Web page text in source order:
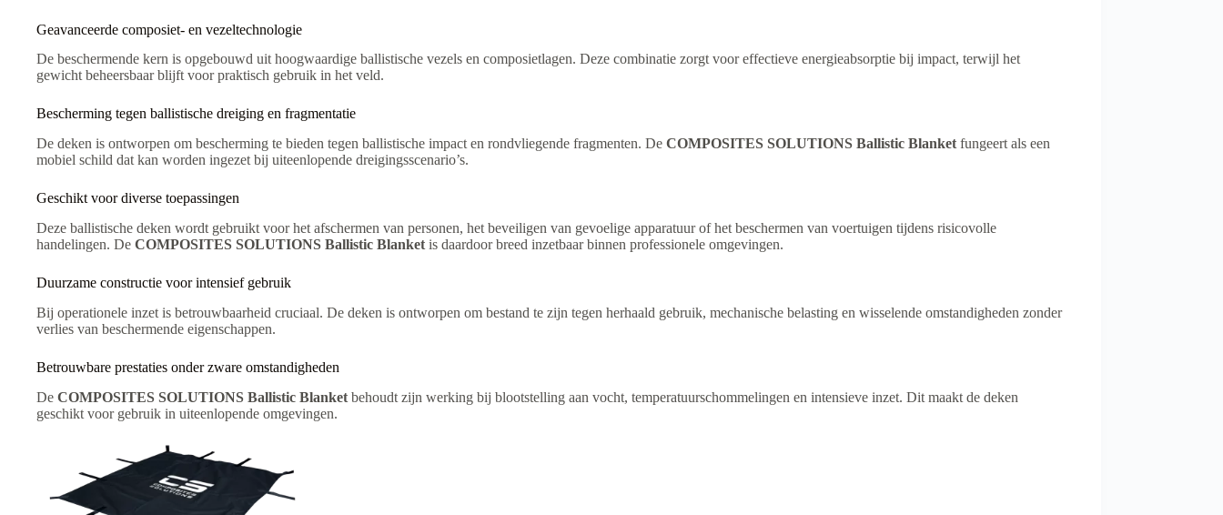
Geavanceerde composiet- en vezeltechnologie
De beschermende kern is opgebouwd uit hoogwaardige ballistische vezels en composietlagen. Deze combinatie zorgt voor effectieve energieabsorptie bij impact, terwijl het
gewicht beheersbaar blijft voor praktisch gebruik in het veld.
Bescherming tegen ballistische dreiging en fragmentatie
De deken is ontworpen om bescherming te bieden tegen ballistische impact en rondvliegende fragmenten. De COMPOSITES SOLUTIONS Ballistic Blanket fungeert als een
mobiel schild dat kan worden ingezet bij uiteenlopende dreigingsscenario’s.
Geschikt voor diverse toepassingen
Deze ballistische deken wordt gebruikt voor het afschermen van personen, het beveiligen van gevoelige apparatuur of het beschermen van voertuigen tijdens risicovolle
handelingen. De COMPOSITES SOLUTIONS Ballistic Blanket is daardoor breed inzetbaar binnen professionele omgevingen.
Duurzame constructie voor intensief gebruik
Bij operationele inzet is betrouwbaarheid cruciaal. De deken is ontworpen om bestand te zijn tegen herhaald gebruik, mechanische belasting en wisselende omstandigheden zonder
verlies van beschermende eigenschappen.
Betrouwbare prestaties onder zware omstandigheden
De COMPOSITES SOLUTIONS Ballistic Blanket behoudt zijn werking bij blootstelling aan vocht, temperatuurschommelingen en intensieve inzet. Dit maakt de deken
geschikt voor gebruik in uiteenlopende omgevingen.